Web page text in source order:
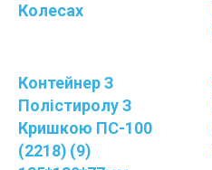
Колесах
Контейнер З
Полістиролу З
Кришкою ПС-100
(2218) (9)